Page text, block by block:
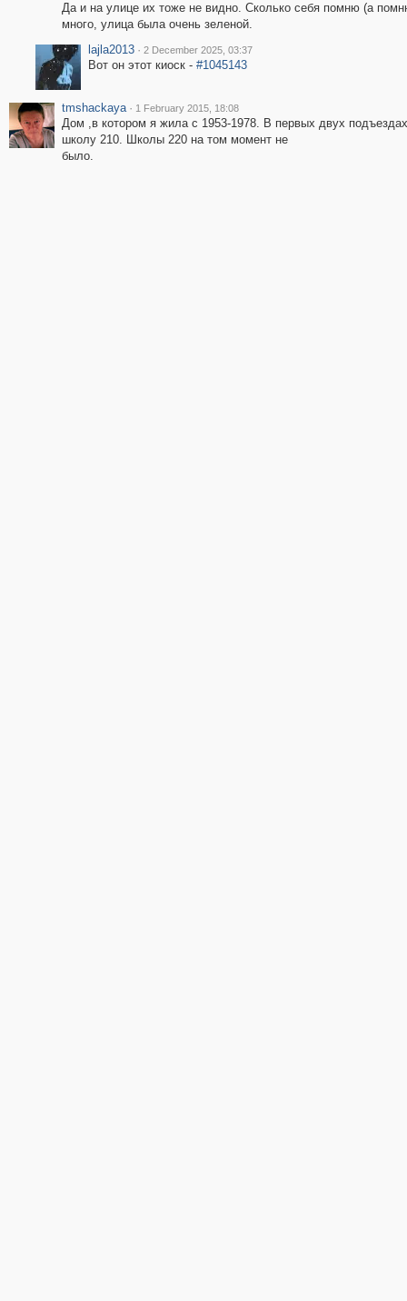
Да и на улице их тоже не видно. Сколько себя помню (а
много, улица была очень зеленой.
lajla2013 · 2 December 2025, 03:37
Вот он этот киоск - #1045143
tmshackaya · 1 February 2015, 18:08
Дом ,в котором я жила с 1953-1978. В первых двух
школу 210. Школы 220 на том момент не
было.